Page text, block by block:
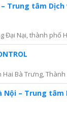
Trung tâm
Đại Nại, thành phố
Bà Trưng,
Nội – Trung